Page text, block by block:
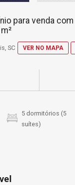
para venda
SC VER NO MAPA
5 dormitórios (5
suítes)